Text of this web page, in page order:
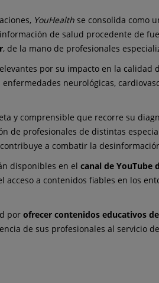
YouHealth se consolida como
de salud procedente de
, de la mano de profesionales
por su impacto en la calidad
enfermedades neurológicas,
y comprensible que recorre su
de profesionales de distintas
a combatir la
disponibles en el canal de YouTube
acceso a contenidos fiables en los
por ofrecer contenidos educativos
de sus profesionales al servicio